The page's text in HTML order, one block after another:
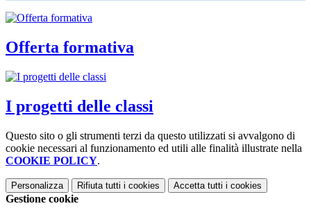
Offerta formativa
I progetti delle classi
Questo sito o gli strumenti terzi da questo utilizzati si avvalgono di
cookie necessari al funzionamento ed utili alle finalità illustrate nella
COOKIE POLICY.
Personalizza Rifiuta tutti i cookies Accetta tutti i cookies
Gestione cookie